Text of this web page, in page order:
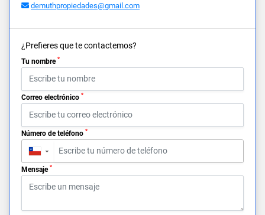
demuthpropiedades@gmail.com
¿Prefieres que te contactemos?
Tu nombre *
Correo electrónico *
Número de teléfono *
▼
Mensaje *